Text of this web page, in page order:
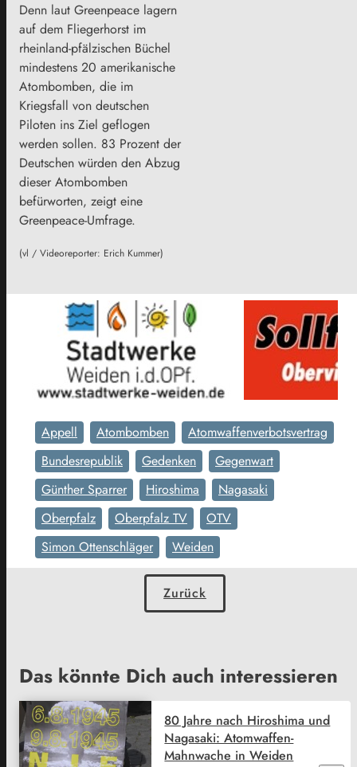
Denn laut Greenpeace lagern
auf dem Fliegerhorst im
rheinland-pfälzischen Büchel
mindestens 20 amerikanische
Atombomben, die im
Kriegsfall von deutschen
Piloten ins Ziel geflogen
werden sollen. 83 Prozent der
Deutschen würden den Abzug
dieser Atombomben
befürworten, zeigt eine
Greenpeace-Umfrage.
(vl / Videoreporter: Erich Kummer)
Appell Atombomben
Atomwaffenverbotsvertrag
Bundesrepublik
Gedenken
Gegenwart
Günther Sparrer
Hiroshima
Nagasaki
Oberpfalz
Oberpfalz TV
OTV
Simon Ottenschläger
Weiden
Zurück
Das könnte Dich auch interessieren
80 Jahre nach Hiroshima und
Nagasaki: Atomwaffen-
Mahnwache in Weiden